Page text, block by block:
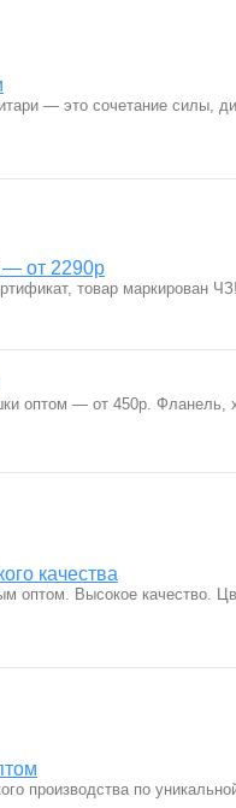
— это сочетание силы,
— от 2290р
товар маркирован
оптом — от 450р. Фланель,
качества
оптом. Высокое качество.
производства по